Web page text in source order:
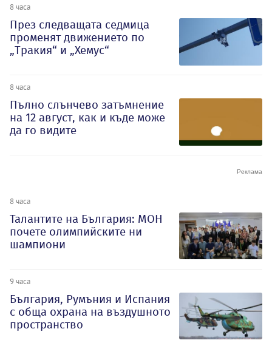
8 часа
През следващата седмица
променят движението по
„Тракия“ и „Хемус“
8 часа
Пълно слънчево затъмнение
на 12 август, как и къде може
да го видите
8 часа
Талантите на България: МОН
почете олимпийските ни
шампиони
9 часа
България, Румъния и Испания
с обща охрана на въздушното
пространство